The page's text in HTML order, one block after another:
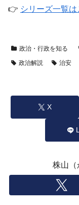
👉 シリーズ一覧は
政治・行政を知る
政治解説
治安
X
株山（